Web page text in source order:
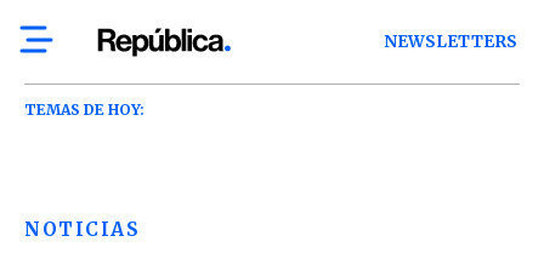
NEWSLETTERS
TEMAS DE HOY:
NOTICIAS